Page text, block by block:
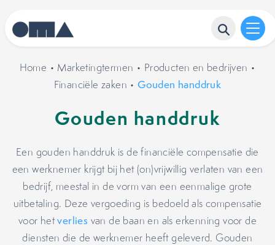
Home • Marketingtermen • Producten en bedrijven •
Financiële zaken •Gouden handdruk
Gouden handdruk
Een gouden handdruk is de financiële compensatie die
een werknemer krijgt bij het (on)vrijwillig verlaten van een
bedrijf, meestal in de vorm van een eenmalige grote
uitbetaling. Deze vergoeding is bedoeld als compensatie
voor hetverlies van de baan en als erkenning voor de
diensten die de werknemer heeft geleverd. Gouden